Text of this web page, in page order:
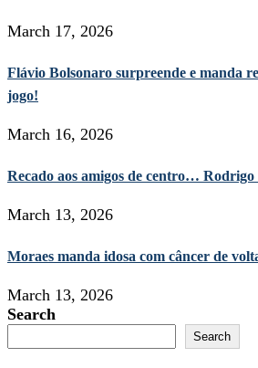
March 17, 2026
Flávio Bolsonaro surpreende e manda
jogo!
March 16, 2026
Recado aos amigos de centro…
March 13, 2026
Moraes manda idosa com câncer de
March 13, 2026
Search
Search